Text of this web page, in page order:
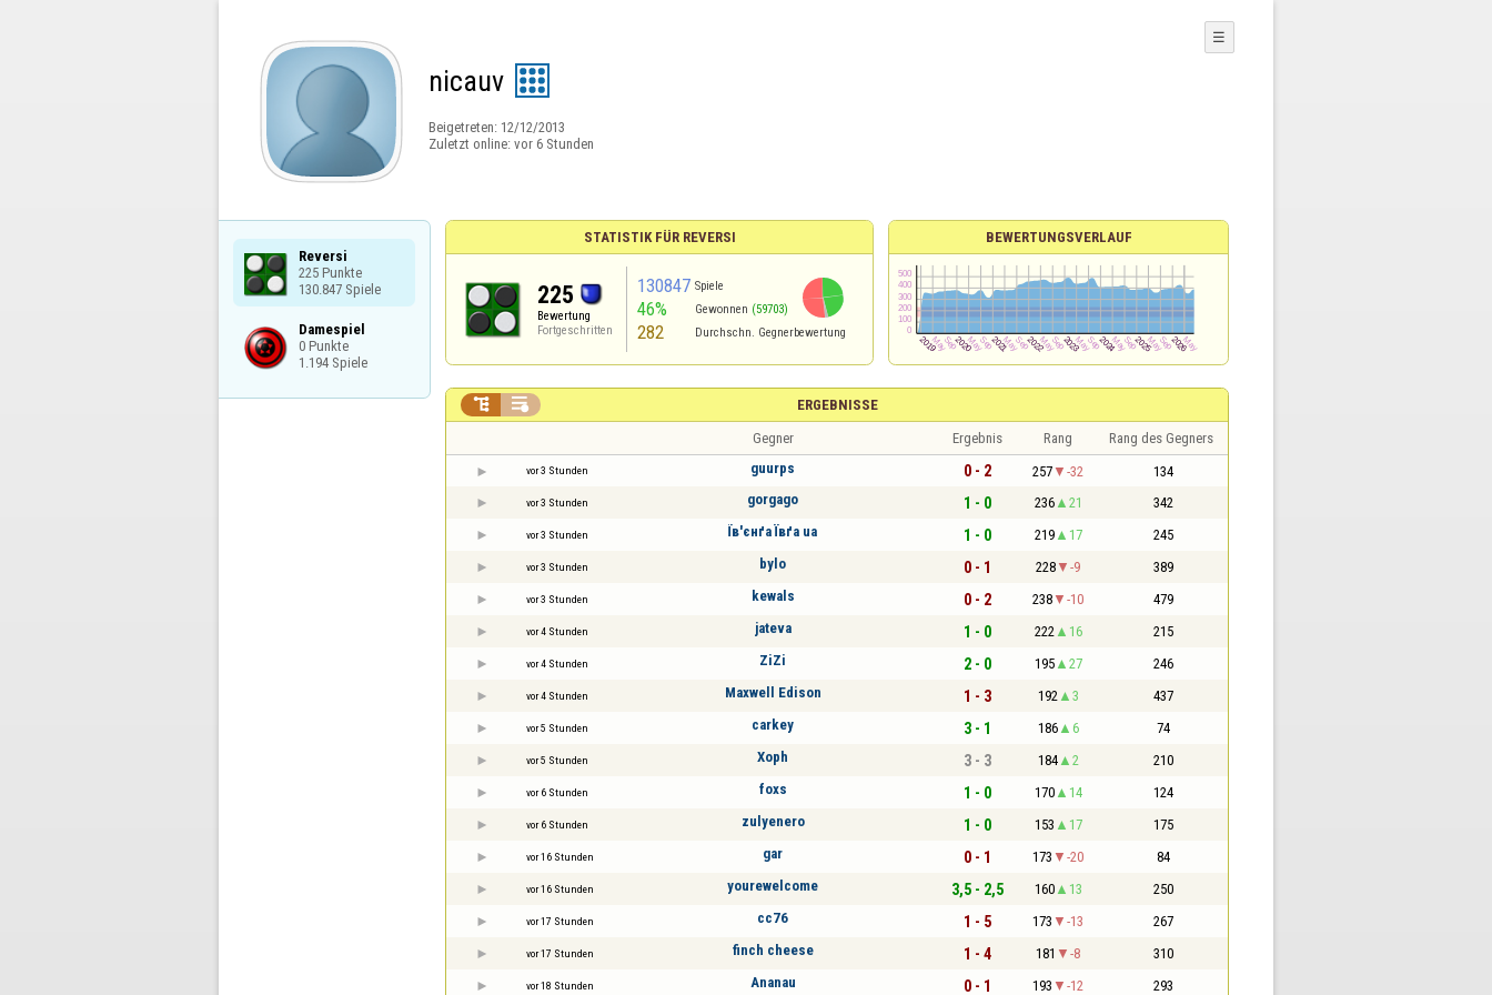
nicauv
Beigetreten: 12/12/2013
Zuletzt online: vor 6 Stunden
☰
Reversi
225 Punkte
130.847 Spiele
Damespiel
0 Punkte
1.194 Spiele
STATISTIK FÜR REVERSI
225
Bewertung
Fortgeschritten
130847 Spiele
46% Gewonnen (59703)
282 Durchschn. Gegnerbewertung
BEWERTUNGSVERLAUF
ERGEBNISSE
 
Gegner Ergebnis Rang Rang des Gegners
vor 3 Stunden guurps 0 - 2 257 -32 134
vor 3 Stunden gorgago 1 - 0 236 21 342
vor 3 Stunden Їв'єнґа Ївґа ua 1 - 0 219 17 245
vor 3 Stunden bylo 0 - 1 228 -9 389
vor 3 Stunden kewals 0 - 2 238 -10 479
vor 4 Stunden jateva 1 - 0 222 16 215
vor 4 Stunden ZiZi 2 - 0 195 27 246
vor 4 Stunden Maxwell Edison 1 - 3 192 3 437
vor 5 Stunden carkey 3 - 1 186 6 74
vor 5 Stunden Xoph 3 - 3 184 2 210
vor 6 Stunden foxs 1 - 0 170 14 124
vor 6 Stunden zulyenero 1 - 0 153 17 175
vor 16 Stunden gar 0 - 1 173 -20 84
vor 16 Stunden yourewelcome 3,5 - 2,5 160 13 250
vor 17 Stunden cc76 1 - 5 173 -13 267
vor 17 Stunden finch cheese 1 - 4 181 -8 310
vor 18 Stunden Ananau 0 - 1 193 -12 293